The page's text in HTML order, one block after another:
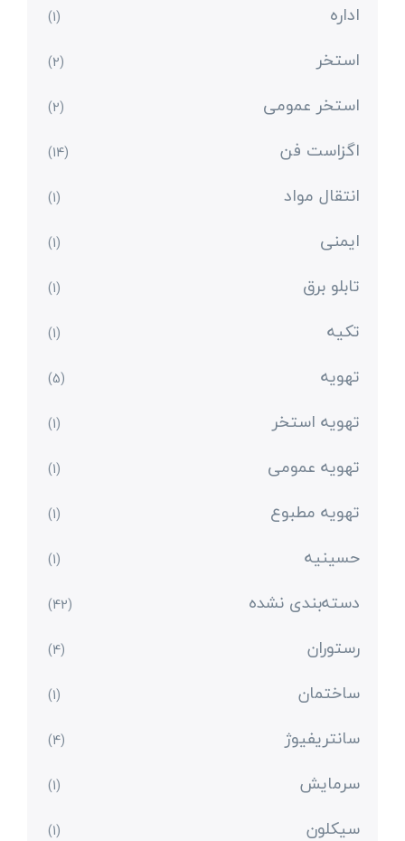
اداره (1)
استخر (2)
استخر عمومی (2)
اگزاست فن (14)
انتقال مواد (1)
ایمنی (1)
تابلو برق (1)
تکیه (1)
تهویه (5)
تهویه استخر (1)
تهویه عمومی (1)
تهویه مطبوع (1)
حسینیه (1)
دسته‌بندی نشده (42)
رستوران (4)
ساختمان (1)
سانتریفیوژ (4)
سرمایش (1)
سیکلون (1)